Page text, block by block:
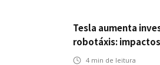
Tesla aumenta
robotáxis:
mobilidade
4 min de leitura